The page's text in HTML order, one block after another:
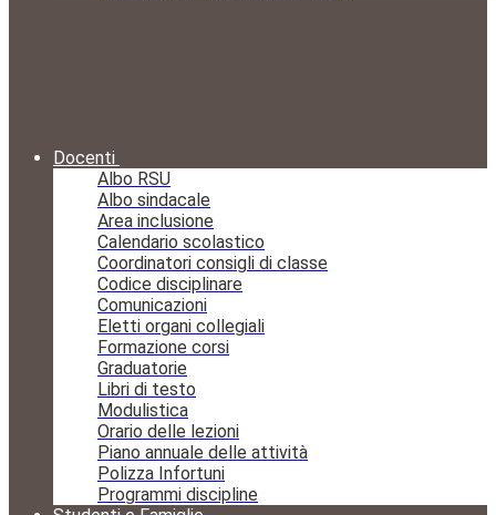
Docenti
Albo RSU
Albo sindacale
Area inclusione
Calendario scolastico
Coordinatori consigli di classe
Codice disciplinare
Comunicazioni
Eletti organi collegiali
Formazione corsi
Graduatorie
Libri di testo
Modulistica
Orario delle lezioni
Piano annuale delle attività
Polizza Infortuni
Programmi discipline